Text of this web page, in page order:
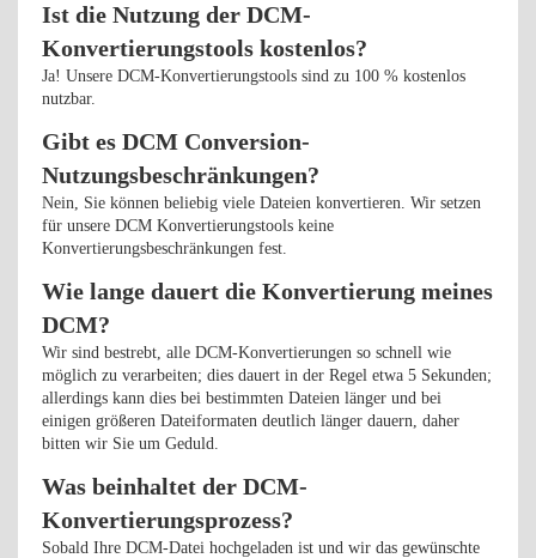
Ist die Nutzung der DCM-
Konvertierungstools kostenlos?
Ja! Unsere DCM-Konvertierungstools sind zu 100 % kostenlos
nutzbar.
Gibt es DCM Conversion-
Nutzungsbeschränkungen?
Nein, Sie können beliebig viele Dateien konvertieren. Wir setzen
für unsere DCM Konvertierungstools keine
Konvertierungsbeschränkungen fest.
Wie lange dauert die Konvertierung meines
DCM?
Wir sind bestrebt, alle DCM-Konvertierungen so schnell wie
möglich zu verarbeiten; dies dauert in der Regel etwa 5 Sekunden;
allerdings kann dies bei bestimmten Dateien länger und bei
einigen größeren Dateiformaten deutlich länger dauern, daher
bitten wir Sie um Geduld.
Was beinhaltet der DCM-
Konvertierungsprozess?
Sobald Ihre DCM-Datei hochgeladen ist und wir das gewünschte